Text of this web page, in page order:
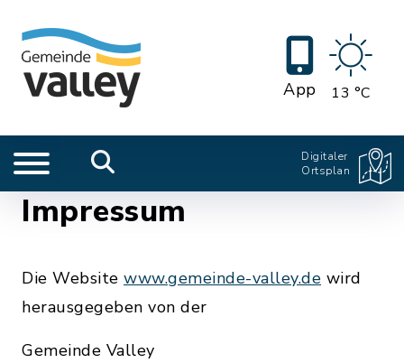
App 13 °C
Digitaler
Ortsplan
Impressum
Die Website www.gemeinde-valley.de wird
herausgegeben von der
Gemeinde Valley